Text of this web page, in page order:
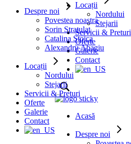
Locații
Nordului
Stejarii
Servicii & Preturi
Oferte
Galerie
Contact
Acasă
Despre noi
Despre noi
Povestea noastra
Sorin Stratulat
Catalina Stoica
Alexandru Abagiu
Locații
Nordului
Stejarii
Servicii & Preturi
Oferte
Galerie
Contact